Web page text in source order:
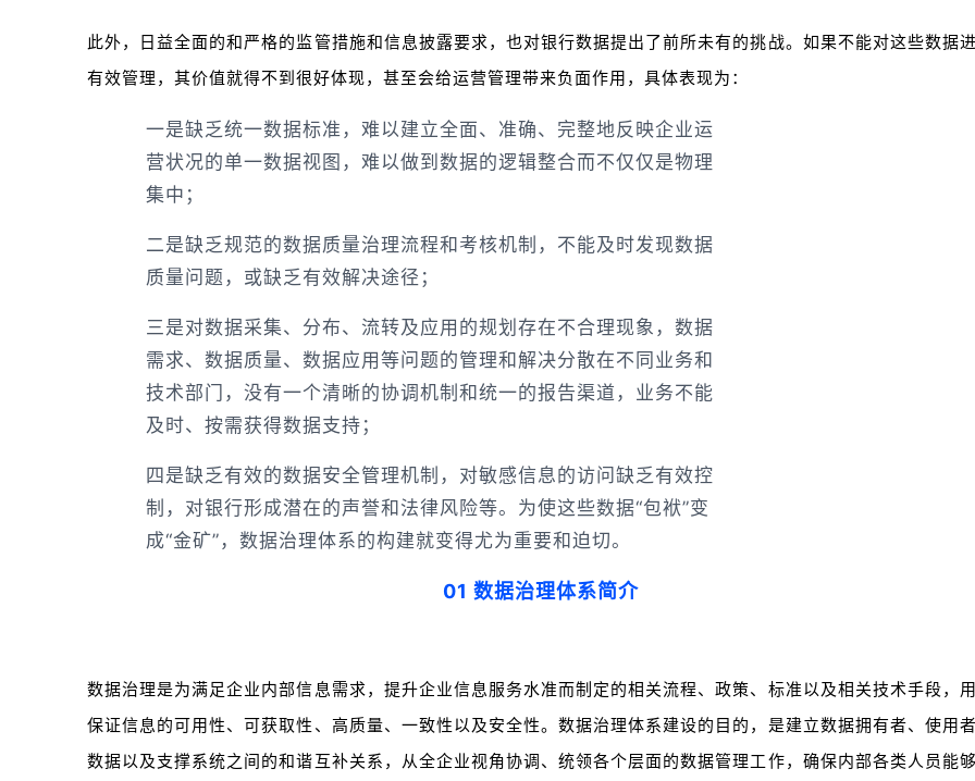
此外，日益全面的和严格的监管措施和信息披露要求，也对银行数据提出了前所未有的挑战。如果不能对这些数据
有效管理，其价值就得不到很好体现，甚至会给运营管理带来负面作用，具体表现为：
一是缺乏统一数据标准，难以建立全面、准确、完整地反映企业运
营状况的单一数据视图，难以做到数据的逻辑整合而不仅仅是物理
集中；
二是缺乏规范的数据质量治理流程和考核机制，不能及时发现数据
质量问题，或缺乏有效解决途径；
三是对数据采集、分布、流转及应用的规划存在不合理现象，数据
需求、数据质量、数据应用等问题的管理和解决分散在不同业务和
技术部门，没有一个清晰的协调机制和统一的报告渠道，业务不能
及时、按需获得数据支持；
四是缺乏有效的数据安全管理机制，对敏感信息的访问缺乏有效控
制，对银行形成潜在的声誉和法律风险等。为使这些数据“包袱”变
成“金矿”，数据治理体系的构建就变得尤为重要和迫切。
01 数据治理体系简介
数据治理是为满足企业内部信息需求，提升企业信息服务水准而制定的相关流程、政策、标准以及相关技术手段，
保证信息的可用性、可获取性、高质量、一致性以及安全性。数据治理体系建设的目的，是建立数据拥有者、使用者
数据以及支撑系统之间的和谐互补关系，从全企业视角协调、统领各个层面的数据管理工作，确保内部各类人员能